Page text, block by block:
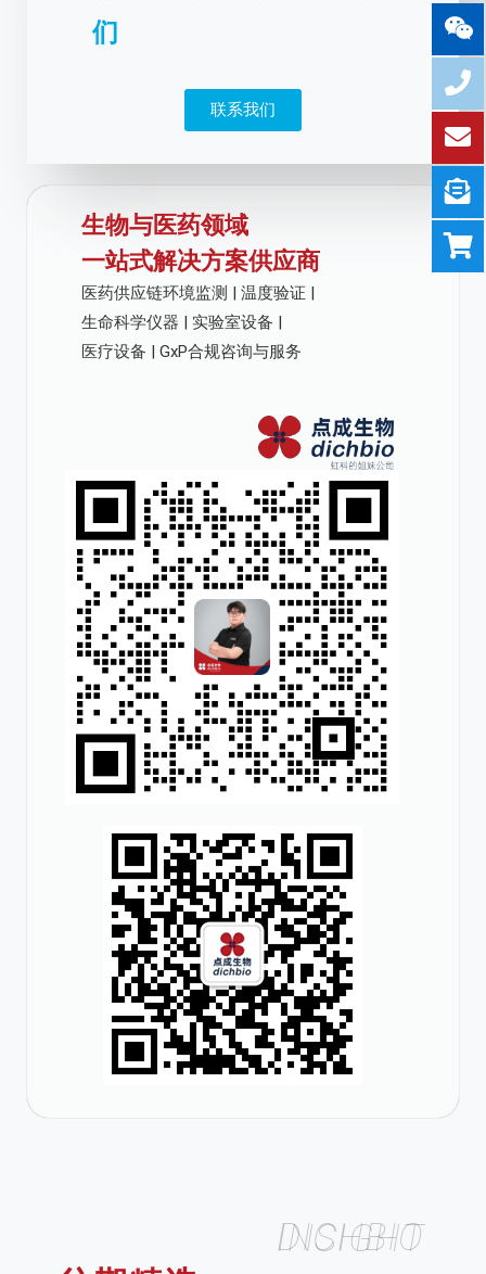
们
联系我们
生物与医药领域
一站式解决方案供应商
医药供应链环境监测 | 温度验证 |
生命科学仪器 | 实验室设备 |
医疗设备 | GxP合规咨询与服务
DICHBIO INSIGHT